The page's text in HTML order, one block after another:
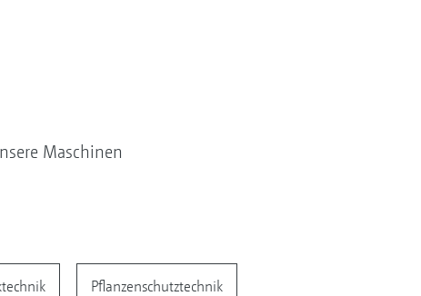
Maschinen
Pflanzenschutztechnik